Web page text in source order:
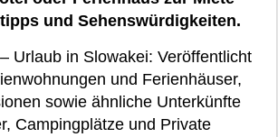
und Sehenswürdigkeiten.
Urlaub in Slowakei: Veröffentlicht
und Ferienhäuser,
sowie ähnliche Unterkünfte
Campingplätze und Private